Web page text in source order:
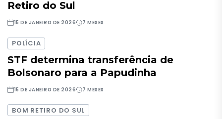
Retiro do Sul
15 DE JANEIRO DE 2026 7 MESES
POLÍCIA
STF determina transferência de
Bolsonaro para a Papudinha
15 DE JANEIRO DE 2026 7 MESES
BOM RETIRO DO SUL